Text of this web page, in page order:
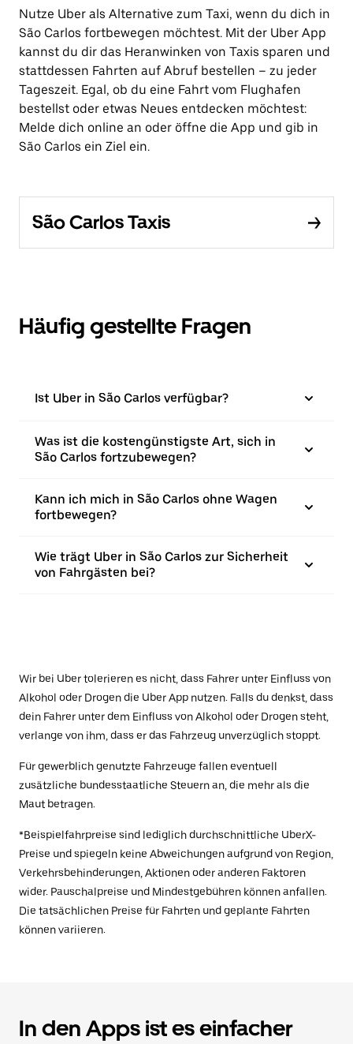
Nutze Uber als Alternative zum Taxi, wenn du dich in
São Carlos fortbewegen möchtest. Mit der Uber App
kannst du dir das Heranwinken von Taxis sparen und
stattdessen Fahrten auf Abruf bestellen – zu jeder
Tageszeit. Egal, ob du eine Fahrt vom Flughafen
bestellst oder etwas Neues entdecken möchtest:
Melde dich online an oder öffne die App und gib in
São Carlos ein Ziel ein.
São Carlos Taxis
Häufig gestellte Fragen
Ist Uber in São Carlos verfügbar?
Was ist die kostengünstigste Art, sich in
São Carlos fortzubewegen?
Kann ich mich in São Carlos ohne Wagen
fortbewegen?
Wie trägt Uber in São Carlos zur Sicherheit
von Fahrgästen bei?
Wir bei Uber tolerieren es nicht, dass Fahrer unter Einfluss von
Alkohol oder Drogen die Uber App nutzen. Falls du denkst, dass
dein Fahrer unter dem Einfluss von Alkohol oder Drogen steht,
verlange von ihm, dass er das Fahrzeug unverzüglich stoppt.
Für gewerblich genutzte Fahrzeuge fallen eventuell
zusätzliche bundesstaatliche Steuern an, die mehr als die
Maut betragen.
*Beispielfahrpreise sind lediglich durchschnittliche UberX-
Preise und spiegeln keine Abweichungen aufgrund von Region,
Verkehrsbehinderungen, Aktionen oder anderen Faktoren
wider. Pauschalpreise und Mindestgebühren können anfallen.
Die tatsächlichen Preise für Fahrten und geplante Fahrten
können variieren.
In den Apps ist es einfacher